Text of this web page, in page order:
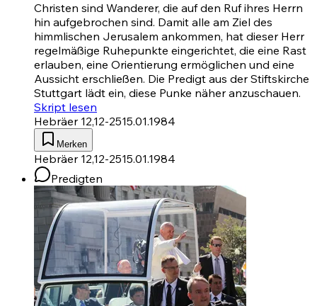
Christen sind Wanderer, die auf den Ruf ihres Herrn
hin aufgebrochen sind. Damit alle am Ziel des
himmlischen Jerusalem ankommen, hat dieser Herr
regelmäßige Ruhepunkte einge­richtet, die eine Rast
erlauben, eine Orientierung ermöglichen und eine
Aussicht erschließen. Die Predigt aus der Stiftskirche
Stuttgart lädt ein, diese Punke näher anzuschauen.
Skript lesen
Hebräer 12,12-2515.01.1984
Merken
Hebräer 12,12-2515.01.1984
Predigten